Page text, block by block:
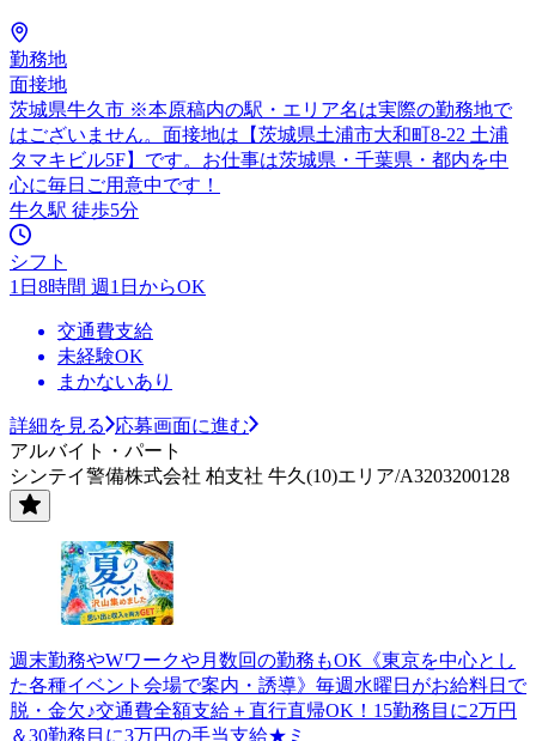
勤務地
面接地
茨城県牛久市 ※本原稿内の駅・エリア名は実際の勤務地で
はございません。面接地は【茨城県土浦市大和町8-22 土浦
タマキビル5F】です。お仕事は茨城県・千葉県・都内を中
心に毎日ご用意中です！
牛久駅 徒歩5分
シフト
1日8時間 週1日からOK
交通費支給
未経験OK
まかないあり
詳細を見る
応募画面に進む
アルバイト・パート
シンテイ警備株式会社 柏支社 牛久(10)エリア/A3203200128
週末勤務やWワークや月数回の勤務もOK《東京を中心とし
た各種イベント会場で案内・誘導》毎週水曜日がお給料日で
脱・金欠♪交通費全額支給＋直行直帰OK！15勤務目に2万円
＆30勤務目に3万円の手当支給★ミ